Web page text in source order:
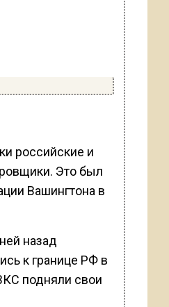
российские и
Это был
Вашингтона в
назад
к границе РФ в
подняли свои